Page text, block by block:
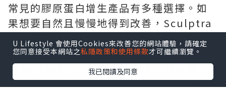
常見的膠原蛋白增生產品有多種選擇。如
果想要自然且慢慢地得到改善，Sculptra
是不錯的選擇，它含有聚左旋乳酸PLLA，
按照療程使用，維持時間可達25個月。還
有AestheFill，其成分爲PLA，作爲新一
代的童顏針，多變的打法既能實現即時填
U Lifestyle 會使用Cookies來改善您的網站體驗，請確定
您同意接受本網站之私隱政策和使用條款才可繼續瀏覽。
我已閱讀及同意